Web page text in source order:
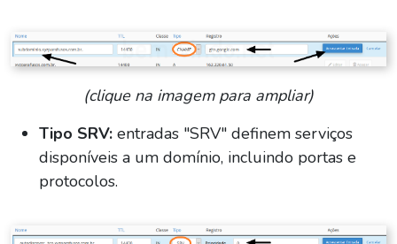
(clique na imagem para ampliar)
Tipo SRV: entradas "SRV" definem serviços
disponíveis a um domínio, incluindo portas e
protocolos.